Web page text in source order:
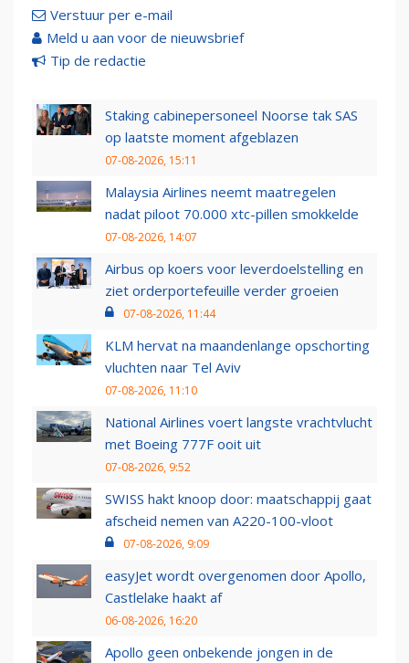
Verstuur per e-mail
Meld u aan voor de nieuwsbrief
Tip de redactie
Staking cabinepersoneel Noorse tak SAS
op laatste moment afgeblazen
07-08-2026, 15:11
Malaysia Airlines neemt maatregelen
nadat piloot 70.000 xtc-pillen smokkelde
07-08-2026, 14:07
Airbus op koers voor leverdoelstelling en
ziet orderportefeuille verder groeien
07-08-2026, 11:44
KLM hervat na maandenlange opschorting
vluchten naar Tel Aviv
07-08-2026, 11:10
National Airlines voert langste vrachtvlucht
met Boeing 777F ooit uit
07-08-2026, 9:52
SWISS hakt knoop door: maatschappij gaat
afscheid nemen van A220-100-vloot
07-08-2026, 9:09
easyJet wordt overgenomen door Apollo,
Castlelake haakt af
06-08-2026, 16:20
Apollo geen onbekende jongen in de